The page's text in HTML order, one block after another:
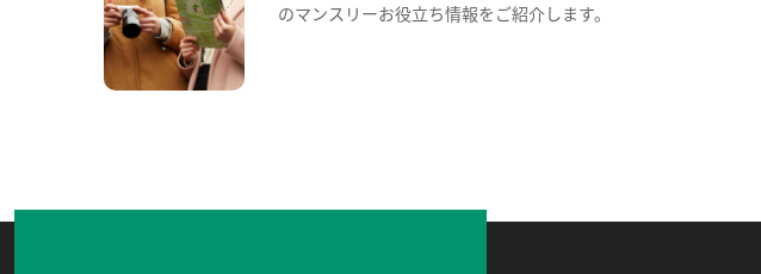
のマンスリーお役立ち情報をご紹介します。